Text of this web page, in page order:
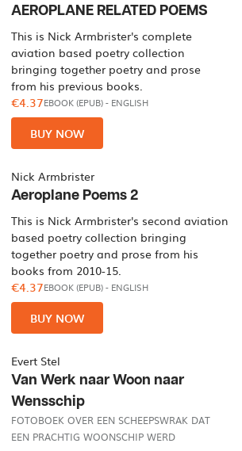
AEROPLANE RELATED POEMS
This is Nick Armbrister's complete
aviation based poetry collection
bringing together poetry and prose
from his previous books.
€4.37EBOOK (EPUB)- ENGLISH
BUY NOW
Nick Armbrister
Aeroplane Poems 2
This is Nick Armbrister's second aviation
based poetry collection bringing
together poetry and prose from his
books from 2010-15.
€4.37EBOOK (EPUB)- ENGLISH
BUY NOW
Evert Stel
Van Werk naar Woon naar
Wensschip
FOTOBOEK OVER EEN SCHEEPSWRAK DAT
EEN PRACHTIG WOONSCHIP WERD